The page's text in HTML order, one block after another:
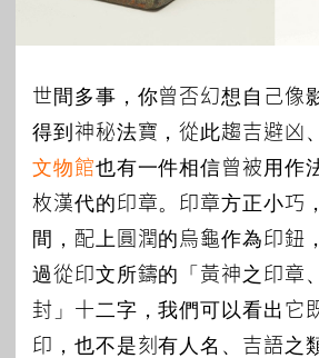
世間多事，你曾否幻想自己像
得到神秘法寶，從此趨吉避凶
文物館也有一件相信曾被用作
枚漢代的印章。印章方正小巧
間，配上圓潤的烏龜作為印鈕
過從印文所鑄的「黃神之印章
封」十二字，我們可以看出它
印，也不是刻有人名、吉語之